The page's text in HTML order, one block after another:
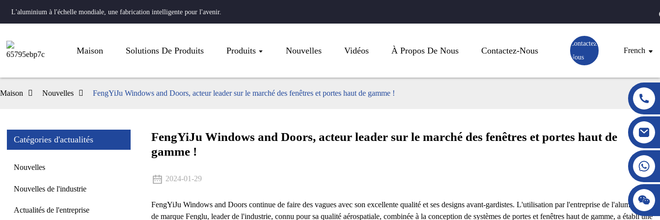
L'aluminium à l'échelle mondiale, une fabrication intelligente pour l'avenir.
Maison Solutions De Produits Produits Nouvelles Vidéos À Propos De Nous Contactez-Nous
Contactez-
Nous
French
Maison Nouvelles FengYiJu Windows and Doors, acteur leader sur le marché des fenêtres et portes haut de gamme !
Catégories d'actualités
Nouvelles
Nouvelles de l'industrie
Actualités de l'entreprise
FengYiJu Windows and Doors, acteur leader sur le marché des fenêtres et portes haut de
gamme !
2024-01-29
FengYiJu Windows and Doors continue de faire des vagues avec son excellente qualité et ses designs avant-gardistes. L'utilisation par l'entreprise de l'aluminium
de marque Fenglu, leader de l'industrie, connu pour sa qualité aérospatiale, combinée à la conception de systèmes de portes et fenêtres haut de gamme, a établi une